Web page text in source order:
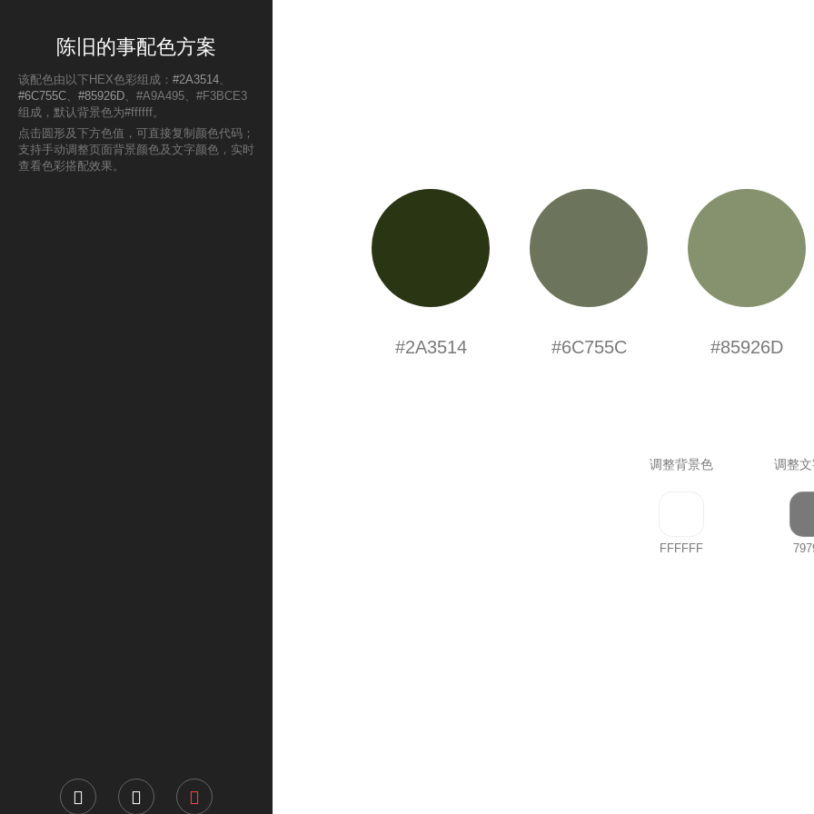
陈旧的事配色方案
该配色由以下HEX色彩组成： #2A3514、
#6C755C、 #85926D、#A9A495、#F3BCE3
组成，默认背景色为#ffffff。
点击圆形及下方色值，可直接复制颜色代码；
支持手动调整页面背景颜色及文字颜色，实时
查看色彩搭配效果。
#2A3514 #6C755C #85926D
调整背景色 调整